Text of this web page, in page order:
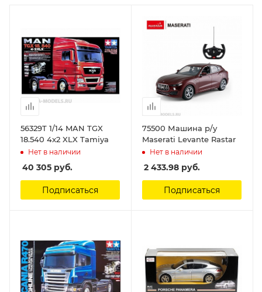
56329T 1/14 MAN TGX
18.540 4x2 XLX Tamiya
Нет в наличии
40 305 руб.
Подписаться
75500 Машина р/у
Maserati Levante Rastar
Нет в наличии
2 433.98 руб.
Подписаться